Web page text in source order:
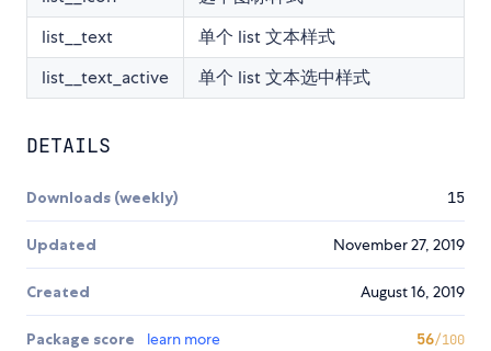
list__text
单个 list 文本样式
list__text_active
单个 list 文本选中样式
DETAILS
Downloads (weekly) 15
Updated November 27, 2019
Created August 16, 2019
Package score learn more 56/100